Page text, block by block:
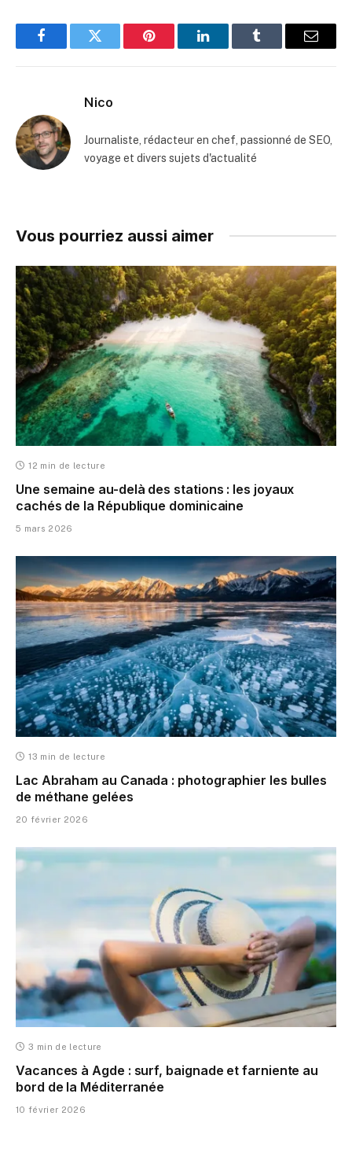
FacebookTwitter Pinterest LinkedInTumblr Email
Nico
Journaliste, rédacteur en chef, passionné de SEO,
voyage et divers sujets d'actualité
Vous pourriez aussi aimer
12 min de lecture
Une semaine au-delà des stations : les joyaux
cachés de la République dominicaine
5 mars 2026
13 min de lecture
Lac Abraham au Canada : photographier les bulles
de méthane gelées
20 février 2026
3 min de lecture
Vacances à Agde : surf, baignade et farniente au
bord de la Méditerranée
10 février 2026